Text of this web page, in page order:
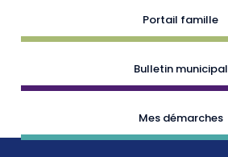
Portail famille
Bulletin municipal
Mes démarches